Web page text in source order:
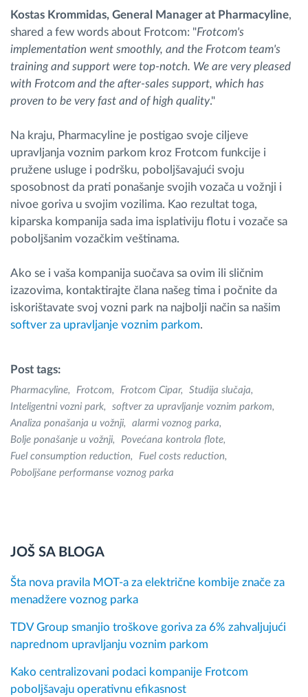
Kostas Krommidas, General Manager at Pharmacyline,
shared a few words about Frotcom: "Frotcom's
implementation went smoothly, and the Frotcom team's
training and support were top-notch. We are very pleased
with Frotcom and the after-sales support, which has
proven to be very fast and of high quality."
Na kraju, Pharmacyline je postigao svoje ciljeve
upravljanja voznim parkom kroz Frotcom funkcije i
pružene usluge i podršku, poboljšavajući svoju
sposobnost da prati ponašanje svojih vozača u vožnji i
nivoe goriva u svojim vozilima. Kao rezultat toga,
kiparska kompanija sada ima isplativiju flotu i vozače sa
poboljšanim vozačkim veštinama.
Ako se i vaša kompanija suočava sa ovim ili sličnim
izazovima, kontaktirajte člana našeg tima i počnite da
iskorištavate svoj vozni park na najbolji način sa našim
softver za upravljanje voznim parkom.
Post tags:
Pharmacyline Frotcom Frotcom Cipar
Studija slučaja
Inteligentni vozni park
softver za upravljanje voznim parkom
Analiza ponašanja u vožnji
alarmi voznog parka
Bolje ponašanje u vožnji
Povećana kontrola flote
Fuel consumption reduction
Fuel costs reduction
Poboljšane performanse voznog parka
JOŠ SA BLOGA
Šta nova pravila MOT-a za električne kombije znače za
menadžere voznog parka
TDV Group smanjio troškove goriva za 6% zahvaljujući
naprednom upravljanju voznim parkom
Kako centralizovani podaci kompanije Frotcom
poboljšavaju operativnu efikasnost